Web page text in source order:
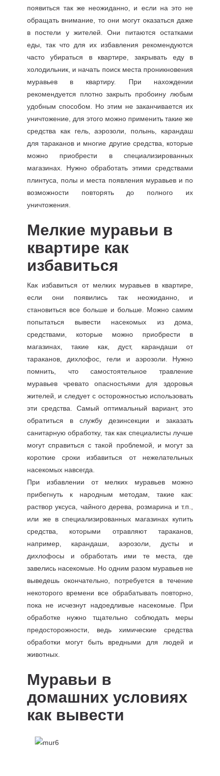
появиться так же неожиданно, и если на это не
обращать внимание, то они могут оказаться даже
в постели у жителей. Они питаются остатками
еды, так что для их избавления рекомендуются
часто убираться в квартире, закрывать еду в
холодильник, и начать поиск места проникновения
муравьев в квартиру. При нахождении
рекомендуется плотно закрыть пробоину любым
удобным способом. Но этим не заканчивается их
уничтожение, для этого можно применить такие же
средства как гель, аэрозоли, полынь, карандаш
для тараканов и многие другие средства, которые
можно приобрести в специализированных
магазинах. Нужно обработать этими средствами
плинтуса, полы и места появления муравьев и по
возможности повторять до полного их
уничтожения.
Мелкие муравьи в
квартире как
избавиться
Как избавиться от мелких муравьев в квартире,
если они появились так неожиданно, и
становиться все больше и больше. Можно самим
попытаться вывести насекомых из дома,
средствами, которые можно приобрести в
магазинах, такие как, дуст, карандаши от
тараканов, дихлофос, гели и аэрозоли. Нужно
помнить, что самостоятельное травление
муравьев чревато опасностьями для здоровья
жителей, и следует с осторожностью использовать
эти средства. Самый оптимальный вариант, это
обратиться в службу дезинсекции и заказать
санитарную обработку, так как специалисты лучше
могут справиться с такой проблемой, и могут за
короткие сроки избавиться от нежелательных
насекомых навсегда.
При избавлении от мелких муравьев можно
прибегнуть к народным методам, такие как:
раствор уксуса, чайного дерева, розмарина и т.п.,
или же в специализированных магазинах купить
средства, которыми отравляют тараканов,
например, карандаши, аэрозоли, дусты и
дихлофосы и обработать ими те места, где
завелись насекомые. Но одним разом муравьев не
выведешь окончательно, потребуется в течение
некоторого времени все обрабатывать повторно,
пока не исчезнут надоедливые насекомые. При
обработке нужно тщательно соблюдать меры
предосторожности, ведь химические средства
обработки могут быть вредными для людей и
животных.
Муравьи в
домашних условиях
как вывести